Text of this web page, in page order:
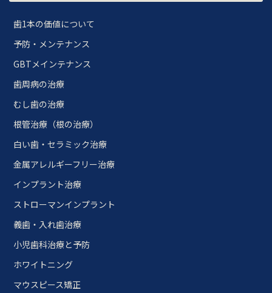
歯1本の価値について
予防・メンテナンス
GBTメインテナンス
歯周病の治療
むし歯の治療
根管治療（根の治療）
白い歯・セラミック治療
金属アレルギーフリー治療
インプラント治療
ストローマンインプラント
義歯・入れ歯治療
小児歯科治療と予防
ホワイトニング
マウスピース矯正